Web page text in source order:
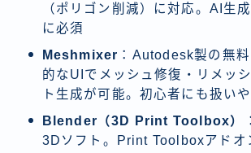
（ポリゴン削減）に対応。AI生
に必須
Meshmixer ：Autodesk製の無
的なUIでメッシュ修復・リメッ
ト生成が可能。初心者にも扱い
Blender（3D Print Toolbox）
3Dソフト。Print Toolboxアドオ